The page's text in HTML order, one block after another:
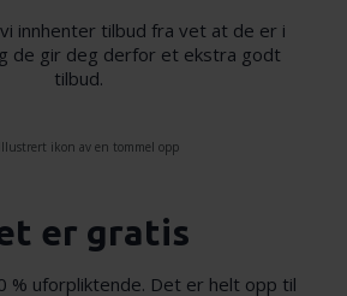
innhenter tilbud fra vet at de er i
de gir deg derfor et ekstra godt
tilbud.
er gratis
% uforpliktende. Det er helt opp til